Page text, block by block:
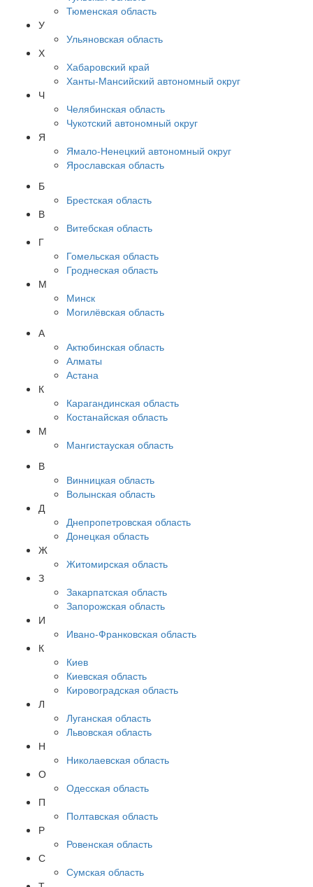
Тюменская область
У
Ульяновская область
Х
Хабаровский край
Ханты-Мансийский автономный округ
Ч
Челябинская область
Чукотский автономный округ
Я
Ямало-Ненецкий автономный округ
Ярославская область
Б
Брестская область
В
Витебская область
Г
Гомельская область
Гроднеская область
М
Минск
Могилёвская область
А
Актюбинская область
Алматы
Астана
К
Карагандинская область
Костанайская область
М
Мангистауская область
В
Винницкая область
Волынская область
Д
Днепропетровская область
Донецкая область
Ж
Житомирская область
З
Закарпатская область
Запорожская область
И
Ивано-Франковская область
К
Киев
Киевская область
Кировоградская область
Л
Луганская область
Львовская область
Н
Николаевская область
О
Одесская область
П
Полтавская область
Р
Ровенская область
С
Сумская область